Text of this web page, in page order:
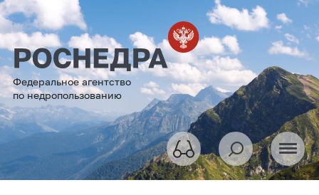
Федеральное агентство
по недропользованию